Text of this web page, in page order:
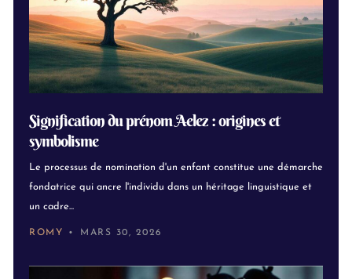
Signification du prénom Aelez : origines et
symbolisme
Le processus de nomination d'un enfant constitue une démarche
fondatrice qui ancre l'individu dans un héritage linguistique et
un cadre...
ROMY MARS 30, 2026